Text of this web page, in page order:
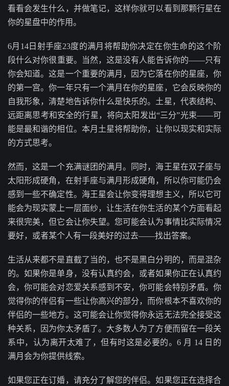
看看会发生什么，并做笔记，这样你就可以看到那颗行星在
你的星盘中的作用。
6月14日射手座23度的满月将帮助你决定在你生命的这个阶
段什么对你很重要。当然，这是没有人能告诉你的——只有
你会知道。这是一个重要的满月，因为它落在你的星座，你
的第一宫。你一年只有一个满月在你的星座，它会反映你的
自我形象，清楚地告诉你什么是快乐的。土星，代表结构、
远距离思考和安全的行星，将向太阳发出“三分”光束——可
能是最和谐的相位。本月土星将帮助你，让你以现实和实际
的方式思考。
然而，这是一个充满谜团的满月。同时，海王星在双子座与
太阳形成硬角，在射手座与满月形成硬角，所以你可能仍会
感到一些不确定性。海王星会让你变得理想主义，所以它可
能会为现实蒙上一层面纱，让生活在你生活的某个方面看起
来很完美，但它会让你失望。您可能会认为事情比实际情况
要好，或者某个人有一段美好的过去——找出答案。
生活从来都不是直截了当的，也不是黑白分明的，而是混杂
的。如果你是单身，没有认真约会，或者如果你正在认真约
会，你可能会对恋爱关系感到不安，你可能会特别矛盾。你
觉得你的伴侣有一些让你高兴的部分，而你根本不喜欢你的
伴侣的一些地方。这可能会让你觉得你永远无法完全接受这
种关系，因为你太矛盾了。大多数人为了方便而留在一段关
系中，认为离开太难了，但有时这是必要的。6 月 14 日的
满月会为你提供线索。
如果您正在订婚，请充分了解您的伴侣。如果您正在选择合